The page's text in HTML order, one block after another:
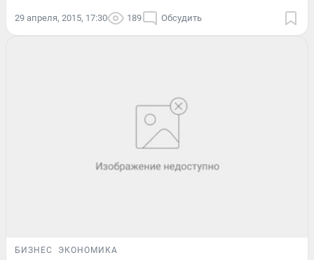
29 апреля, 2015, 17:30 189 Обсудить
БИЗНЕС ЭКОНОМИКА